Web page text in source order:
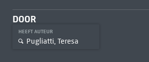
DOOR
HEEFT AUTEUR
Pugliatti, Teresa